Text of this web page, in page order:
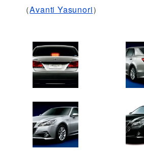
（Avanti Yasunori）